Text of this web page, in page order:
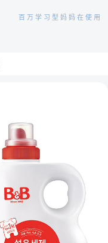
百万学习型妈妈在使用